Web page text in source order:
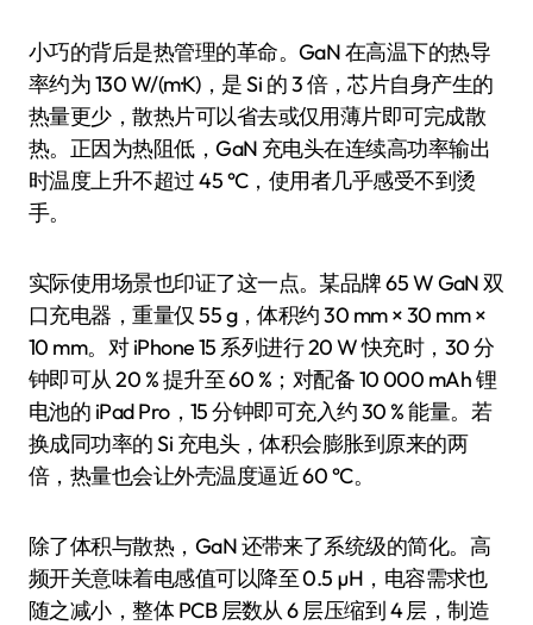
小巧的背后是热管理的革命。GaN 在高温下的热导
率约为 130 W/(m·K)，是 Si 的 3 倍，芯片自身产生的
热量更少，散热片可以省去或仅用薄片即可完成散
热。正因为热阻低，GaN 充电头在连续高功率输出
时温度上升不超过 45 °C，使用者几乎感受不到烫
手。
实际使用场景也印证了这一点。某品牌 65 W GaN 双
口充电器，重量仅 55 g，体积约 30 mm × 30 mm ×
10 mm。对 iPhone 15 系列进行 20 W 快充时，30 分
钟即可从 20 % 提升至 60 %；对配备 10 000 mAh 锂
电池的 iPad Pro，15 分钟即可充入约 30 % 能量。若
换成同功率的 Si 充电头，体积会膨胀到原来的两
倍，热量也会让外壳温度逼近 60 °C。
除了体积与散热，GaN 还带来了系统级的简化。高
频开关意味着电感值可以降至 0.5 µH，电容需求也
随之减小，整体 PCB 层数从 6 层压缩到 4 层，制造